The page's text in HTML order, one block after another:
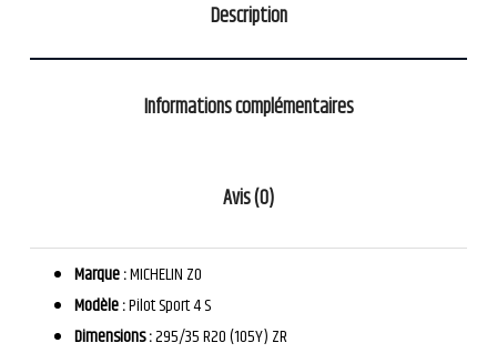
Description
Informations complémentaires
Avis (0)
Marque :MICHELIN ZO
Modèle :Pilot Sport 4 S
Dimensions :295/35 R20 (105Y) ZR